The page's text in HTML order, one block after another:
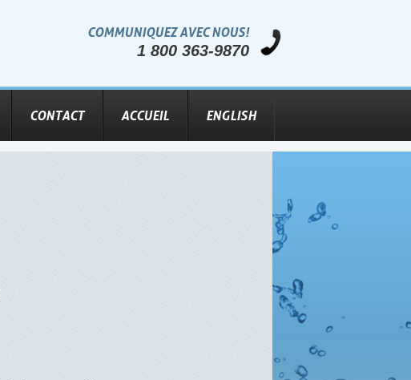
COMMUNIQUEZ AVEC NOUS!
1 800 363-9870
CONTACT ACCUEIL ENGLISH